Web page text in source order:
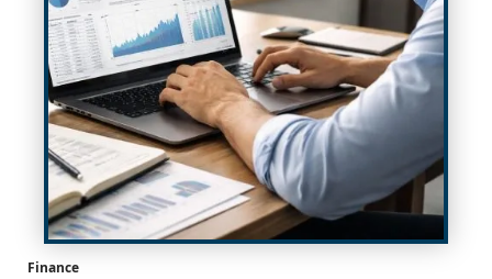
Finance